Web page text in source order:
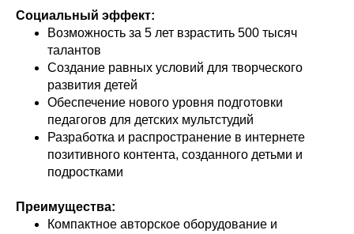
Социальный эффект:
Возможность за 5 лет взрастить 500 тысяч
талантов
Создание равных условий для творческого
развития детей
Обеспечение нового уровня подготовки
педагогов для детских мультстудий
Разработка и распространение в интернете
позитивного контента, созданного детьми и
подростками
Преимущества:
Компактное авторское оборудование и